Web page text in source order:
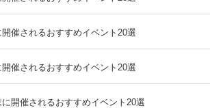
催されるおすすめイベント20選
催されるおすすめイベント20選
開催されるおすすめイベント20選